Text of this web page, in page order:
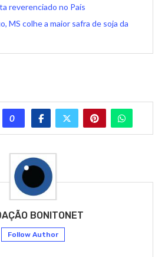
reverenciado no País
MS colhe a maior safra de soja da
0
BONITONET
Follow Author